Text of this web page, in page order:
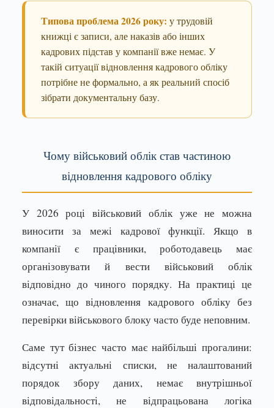
Типова проблема 2026 року: у трудовій
книжці є записи, але наказів або інших
кадрових підстав у компанії вже немає. У
такій ситуації відновлення кадрового обліку
потрібне не формально, а як реальний спосіб
зібрати документальну базу.
Чому військовий облік став частиною
відновлення кадрового обліку
У 2026 році військовий облік уже не можна
виносити за межі кадрової функції. Якщо в
компанії є працівники, роботодавець має
організовувати й вести військовий облік
відповідно до чиного порядку. На практиці це
означає, що відновлення кадрового обліку без
перевірки військового блоку часто буде неповним.
Саме тут бізнес часто має найбільші прогалини:
відсутні актуальні списки, не налаштований
порядок збору даних, немає внутрішньої
відповідальності, не відпрацьована логіка